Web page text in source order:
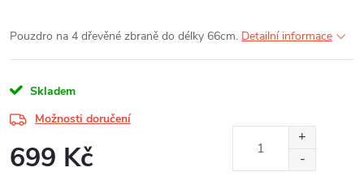
Pouzdro na 4 dřevěné zbraně do délky 66cm. Detailní informace
Skladem
Možnosti doručení
699 Kč